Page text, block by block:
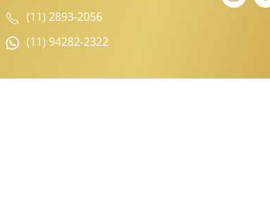
(11) 2893-2056
(11) 94282-2322